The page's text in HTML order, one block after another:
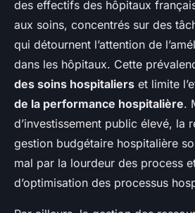
des effectifs des hôpitaux
aux soins, concentrés sur des
qui détournent l’attention de
dans les hôpitaux. Cette
des soins hospitaliers et limite
de la performance hospitalière.
d’investissement public élevé, la
gestion budgétaire hospitalière
mal par la lourdeur des process
d’optimisation des processus